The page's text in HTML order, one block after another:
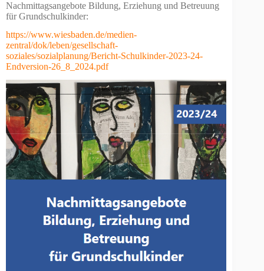
Nachmittagsangebote Bildung, Erziehung und Betreuung
für Grundschulkinder:
https://www.wiesbaden.de/medien-
zentral/dok/leben/gesellschaft-
soziales/sozialplanung/Bericht-Schulkinder-2023-24-
Endversion-26_8_2024.pdf